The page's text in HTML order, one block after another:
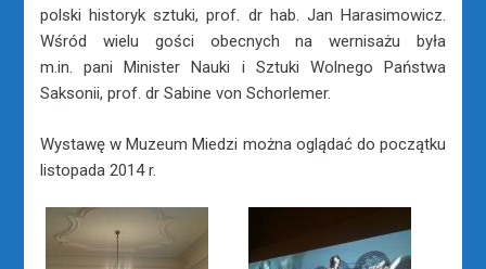
polski historyk sztuki, prof. dr hab. Jan Harasimowicz.
Wśród wielu gości obecnych na wernisażu była
m.in. pani Minister Nauki i Sztuki Wolnego Państwa
Saksonii, prof. dr Sabine von Schorlemer.
Wystawę w Muzeum Miedzi można oglądać do początku
listopada 2014 r.